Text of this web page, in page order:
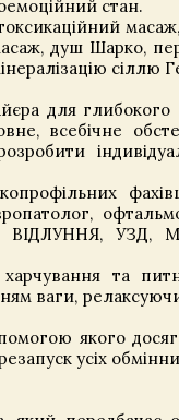
стан.
душ Шарко,
сіллю
для
всебічне
ВІДЛУННЯ, УЗД,
та
ваги,
якого
усіх